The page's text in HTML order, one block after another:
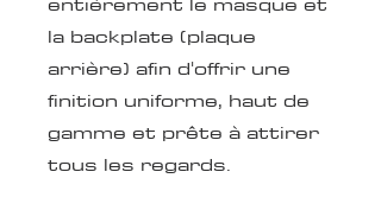
la backplate (plaque
arrière) afin d'offrir une
finition uniforme, haut de
gamme et prête à attirer
tous les regards.